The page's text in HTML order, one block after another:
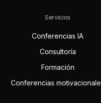
Servicios
Conferencias IA
Consultoría
Formación
Conferencias